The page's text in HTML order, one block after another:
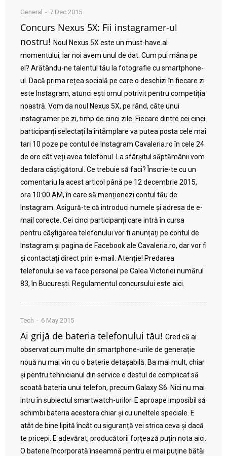
General 7 Dec 2015
Concurs Nexus 5X: Fii instagramer-ul
nostru! Noul Nexus 5X este un must-have al
momentului, iar noi avem unul de dat. Cum pui mâna pe
el? Arătându-ne talentul tău la fotografie cu smartphone-
ul. Dacă prima rețea socială pe care o deschizi în fiecare zi
este Instagram, atunci ești omul potrivit pentru competiția
noastră. Vom da noul Nexus 5X, pe rând, câte unui
instagramer pe zi, timp de cinci zile. Fiecare dintre cei cinci
participanți selectați la întâmplare va putea posta cele mai
tari 10 poze pe contul de Instagram Cavaleria.ro în cele 24
de ore cât veți avea telefonul. La sfârșitul săptămânii vom
declara câștigătorul. Ce trebuie să faci? Înscrie-te cu un
comentariu la acest articol până pe 12 decembrie 2015,
ora 10:00 AM, în care să menționezi contul tău de
Instagram. Asigură-te că introduci numele și adresa de e-
mail corecte. Cei cinci participanți care intră în cursa
pentru câștigarea telefonului vor fi anunțați pe contul de
Instagram și pagina de Facebook ale Cavaleria.ro, dar vor fi
și contactați direct prin e-mail. Atenție! Predarea
telefonului se va face personal pe Calea Victoriei numărul
83, în București. Regulamentul concursului este aici.
Tech 6 May 2015
Ai grijă de bateria telefonului tău! Cred că ai
observat cum multe din smartphone-urile de generație
nouă nu mai vin cu o baterie detașabilă. Ba mai mult, chiar
și pentru tehnicianul din service e destul de complicat să
scoată bateria unui telefon, precum Galaxy S6. Nici nu mai
intru în subiectul smartwatch-urilor. E aproape imposibil să
schimbi bateria acestora chiar și cu uneltele speciale. E
atât de bine lipită încât cu siguranță vei strica ceva și dacă
te pricepi. E adevărat, producătorii forțează puțin nota aici.
O baterie încorporată înseamnă pentru ei mai puține bătăi